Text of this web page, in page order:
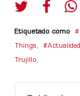
Etiquetado como
Things, Actualidad
Trujillo,